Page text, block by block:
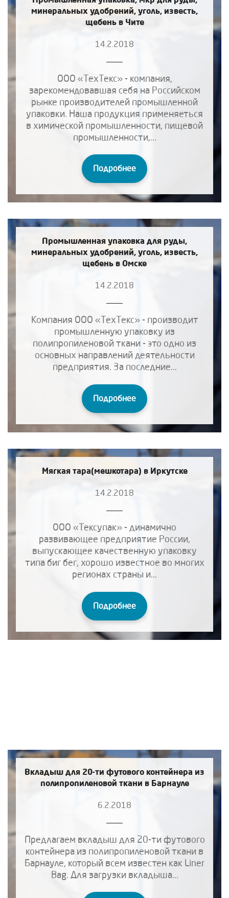
минеральных удобрений, уголь, известь,
щебень в Чите
14.2.2018
ООО «ТехТекс» - компания,
зарекомендовавшая себя на Российском
рынке производителей промышленной
упаковки. Наша продукция применяеться
в химической промышленности, пищевой
промышленности,...
Подробнее
Промышленная упаковка для руды,
минеральных удобрений, уголь, известь,
щебень в Омске
14.2.2018
Компания ООО «ТехТекс» - производит
промышленную упаковку из
полипропиленовой ткани - это одно из
основных направлений деятельности
предприятия. За последние...
Подробнее
Мягкая тара(мешкотара) в Иркутске
14.2.2018
ООО «Тексупак» - динамично
развивающее предприятие России,
выпускающее качественную упаковку
типа биг бег, хорошо известное во многих
регионах страны и...
Подробнее
Вкладыш для 20-ти футового контейнера из
полипропиленовой ткани в Барнауле
6.2.2018
Предлагаем вкладыш для 20-ти футового
контейнера из полипропиленовой ткани в
Барнауле, который всем известен как Liner
Bag. Для загрузки вкладыша...